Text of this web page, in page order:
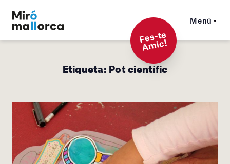
Menú
F
es-t
e
A
mi
c!
Etiqueta:Pot científic